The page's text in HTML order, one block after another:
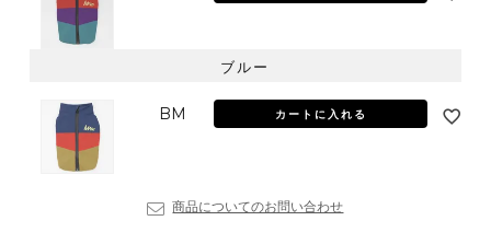
ブルー
BM カートに入れる
商品についてのお問い合わせ